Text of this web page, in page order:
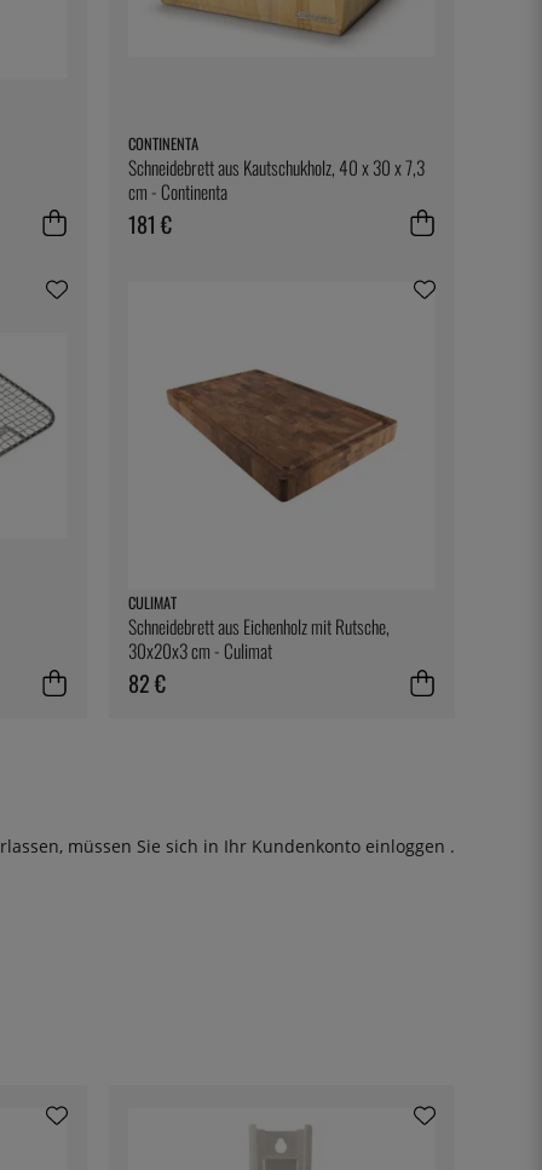
CONTINENTA
Schneidebrett aus Kautschukholz, 40 x 30 x 7,3
cm - Continenta
181 €
CULIMAT
Schneidebrett aus Eichenholz mit Rutsche,
30x20x3 cm - Culimat
82 €
müssen Sie sich in Ihr Kundenkonto einloggen .